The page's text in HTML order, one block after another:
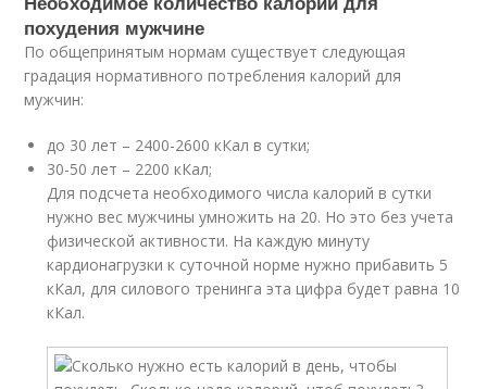
похудения мужчине
По общепринятым нормам существует следующая
градация нормативного потребления калорий для
мужчин:
до 30 лет – 2400-2600 кКал в сутки;
30-50 лет – 2200 кКал;
Для подсчета необходимого числа калорий в сутки
нужно вес мужчины умножить на 20. Но это без учета
физической активности. На каждую минуту
кардионагрузки к суточной норме нужно прибавить 5
кКал, для силового тренинга эта цифра будет равна 10
кКал.